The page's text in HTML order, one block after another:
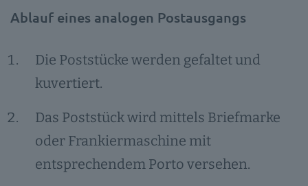
Ablauf eines analogen Postausgangs
Die Poststücke werden gefaltet und
kuvertiert.
Das Poststück wird mittels Briefmarke
oder Frankiermaschine mit
entsprechendem Porto versehen.